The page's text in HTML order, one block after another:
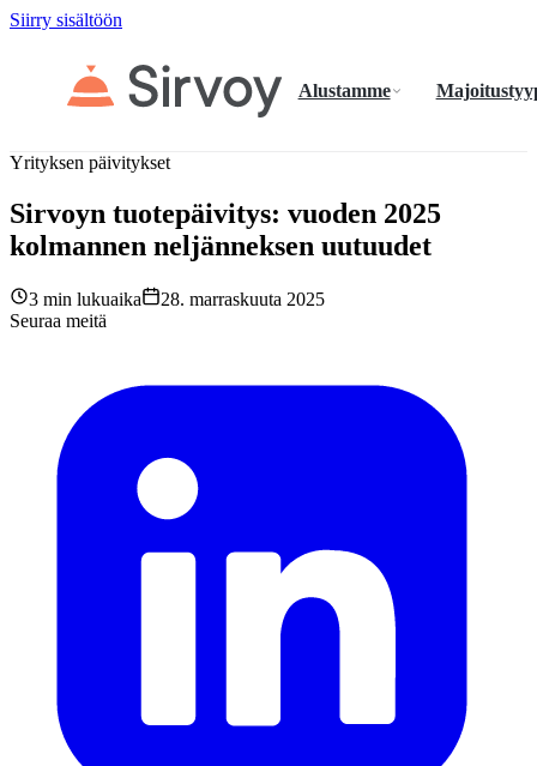
Siirry sisältöön
Alustamme
Yrityksen päivitykset
Sirvoyn tuotepäivitys: vuoden 2025
kolmannen neljänneksen uutuudet
3 min lukuaika
28. marraskuuta 2025
Seuraa meitä